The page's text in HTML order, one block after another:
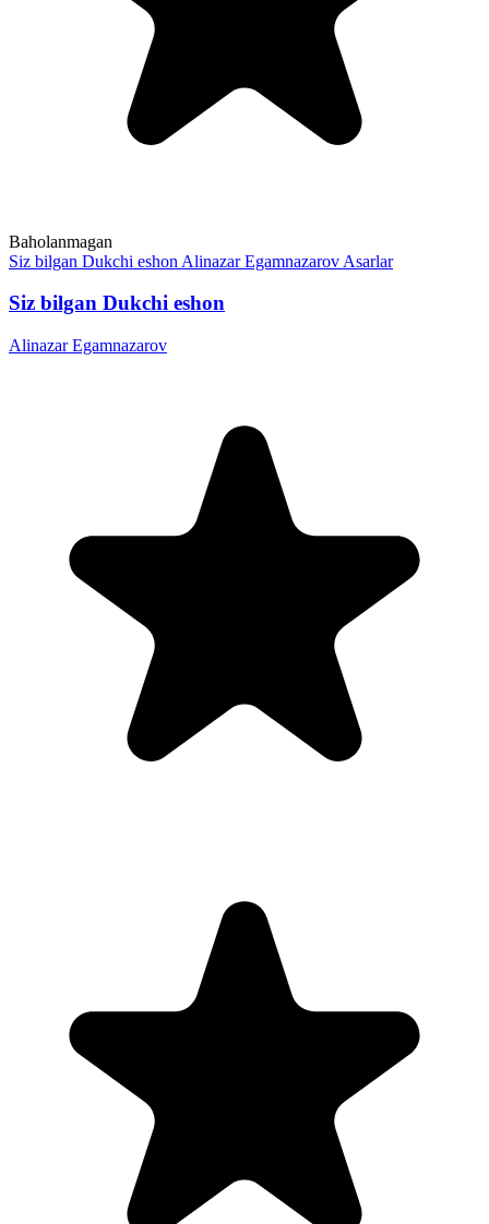
Baholanmagan
Siz bilgan Dukchi eshon Alinazar Egamnazarov Asarlar
Siz bilgan Dukchi eshon
Alinazar Egamnazarov